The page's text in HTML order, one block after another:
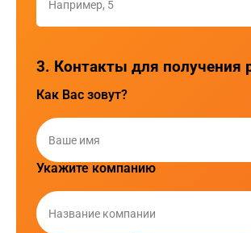
3. Контакты для получения
Как Вас зовут?
Укажите компанию